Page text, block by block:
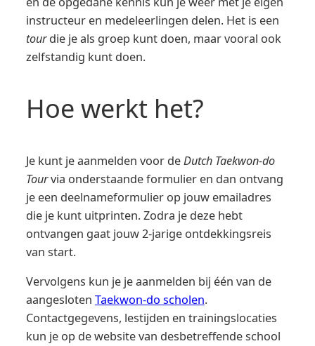
instructeur en medeleerlingen delen. Het is een
tourdie je als groep kunt doen, maar vooral ook
zelfstandig kunt doen.
Hoe werkt het?
Je kunt je aanmelden voor deDutch Taekwon-do
Tourvia onderstaande formulier en dan ontvang
je een deelnameformulier op jouw emailadres
die je kunt uitprinten. Zodra je deze hebt
ontvangen gaat jouw 2-jarige ontdekkingsreis
van start.
Vervolgens kun je je aanmelden bij één van de
aangesloten Taekwon-do scholen.
Contactgegevens, lestijden en trainingslocaties
kun je op de website van desbetreffende school